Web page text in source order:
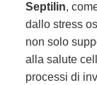
Septilin,
dallo stress
non solo
alla salute
processi di